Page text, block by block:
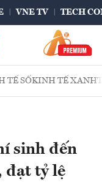
VNE TV TECH
TẾ SỐKINH TẾ XANH
sinh đến
đạt tỷ lệ